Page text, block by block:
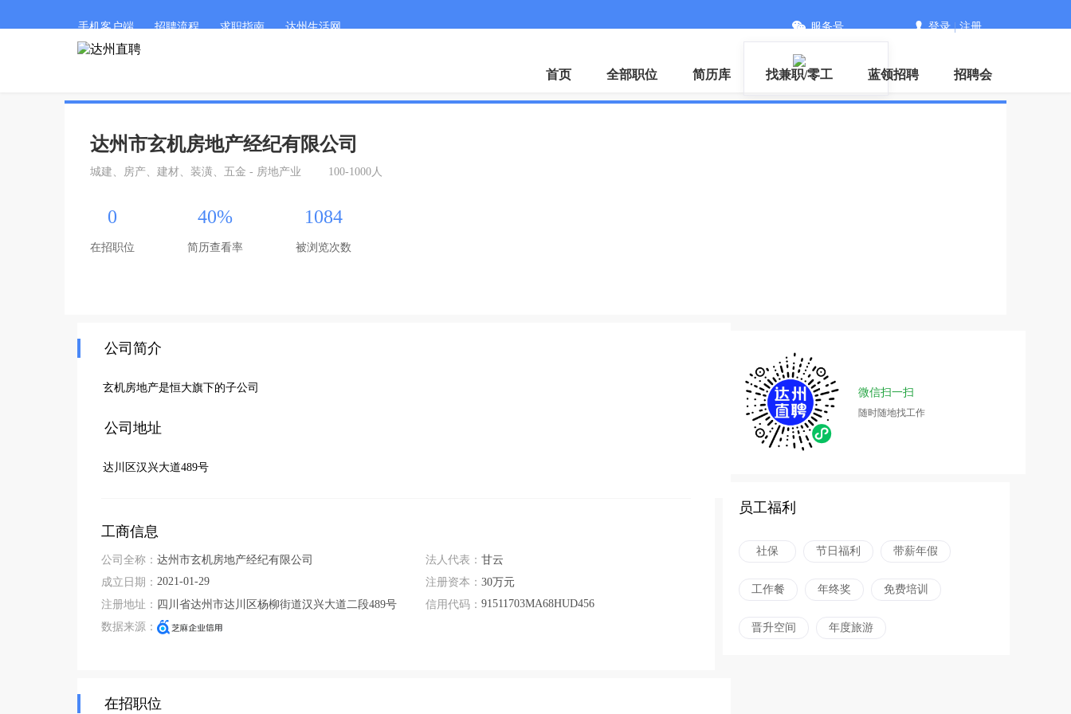
手机客户端 招聘流程 求职指南 达州生活网
APP下载
服务号 登录|注册
首页 全部职位 简历库 找兼职/零工 蓝领招聘 招聘会
达州市玄机房地产经纪有限公司
城建、房产、建材、装潢、五金 - 房地产业 100-1000人
0
在招职位
40%
简历查看率
1084
被浏览次数
公司简介
玄机房地产是恒大旗下的子公司
公司地址
达川区汉兴大道489号
工商信息
公司全称： 达州市玄机房地产经纪有限公司
成立日期： 2021-01-29
注册地址： 四川省达州市达川区杨柳街道汉兴大道二段489号
数据来源：
法人代表： 甘云
注册资本： 30万元
信用代码： 91511703MA68HUD456
在招职位
微信扫一扫
随时随地找工作
员工福利
社保 节日福利 带薪年假
工作餐 年终奖 免费培训
晋升空间 年度旅游